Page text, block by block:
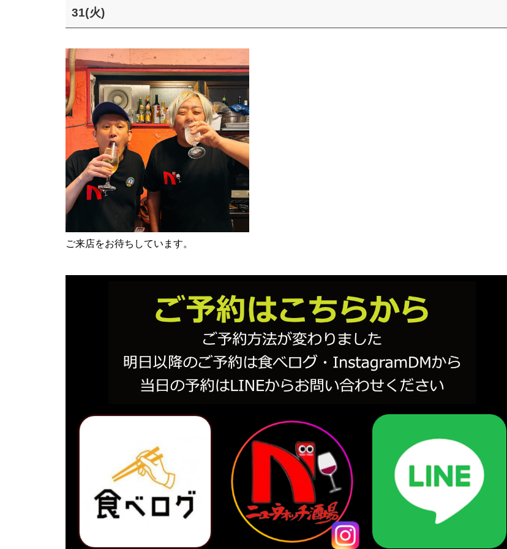
31(火)
ご来店をお待ちしています。